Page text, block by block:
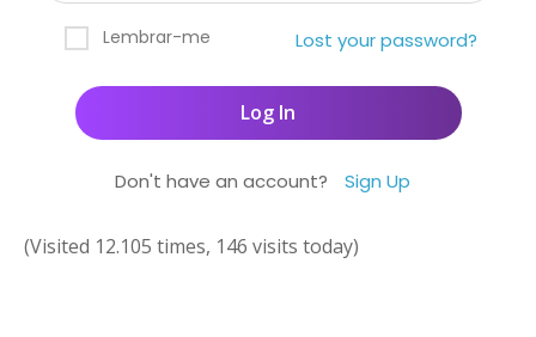
Lembrar-me Lost your password?
Don't have an account? Sign Up
(Visited 12.105 times, 146 visits today)